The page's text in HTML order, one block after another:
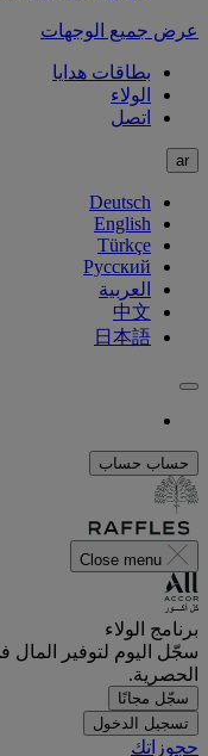
عرض جميع الوجهات
بطاقات هدايا
الولاء
اتصل
ar
Deutsch
English
Türkçe
Русский
العربية
中文
日本語
حساب حساب
Close menu
برنامج الولاء
سجّل اليوم لتوفير المال
الحصرية.
سجّل مجانًا
تسجيل الدخول
حجوزاتك